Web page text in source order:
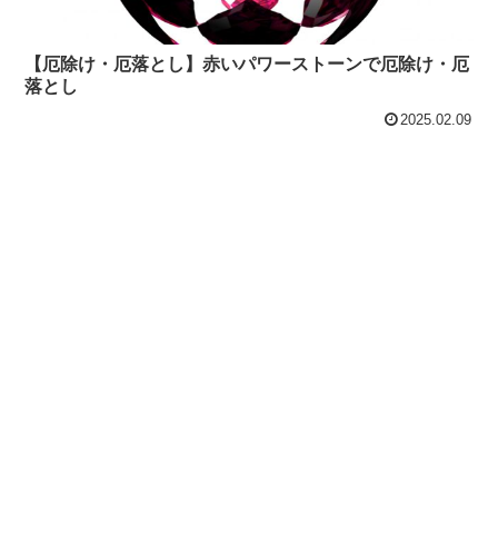
【厄除け・厄落とし】赤いパワーストーンで厄除け・厄
落とし
2025.02.09